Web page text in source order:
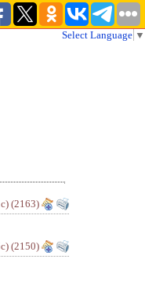
Select Language ▼
(2163)
(2150)